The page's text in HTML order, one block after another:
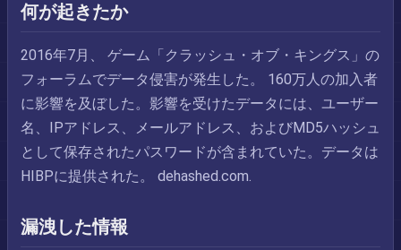
何が起きたか
2016年7月、 ゲーム「クラッシュ・オブ・キングス」の
フォーラムでデータ侵害が発生した。 160万人の加入者
に影響を及ぼした。影響を受けたデータには、ユーザー
名、IPアドレス、メールアドレス、およびMD5ハッシュ
として保存されたパスワードが含まれていた。データは
HIBPに提供された。 dehashed.com.
漏洩した情報